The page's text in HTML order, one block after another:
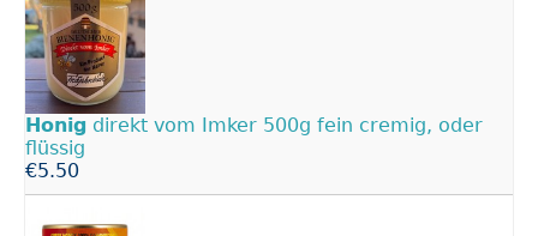
Honig direkt vom Imker 500g fein cremig, oder
flüssig
€5.50